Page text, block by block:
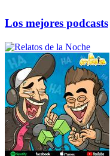
Los mejores podcasts